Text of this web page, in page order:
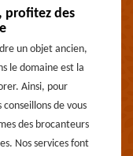
profitez des
un objet ancien,
le domaine est la
Ainsi, pour
de vous
des brocanteurs
Nos services font